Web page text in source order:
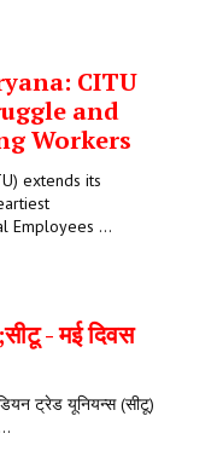
CITU
and
Workers
extends its
Employees ...
- मई दिवस
ट्रेड यूनियन्स (सीटू)